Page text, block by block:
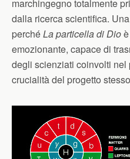
marchingegno totalmente
dalla ricerca scientifica.
perchéLa particella di Dio
emozionante, capace di
degli scienziati coinvolti nel
crucialità del progetto